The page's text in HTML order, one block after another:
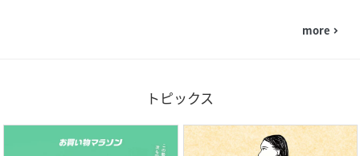
more navigate_next
トピックス